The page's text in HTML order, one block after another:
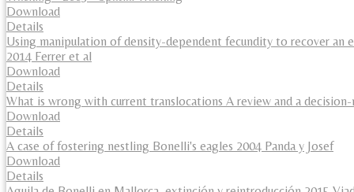
Download
Details
Using manipulation of density-dependent fecundity to recover an
2014 Ferrer et al
Download
Details
What is wrong with current translocations A review and a
Download
Details
A case of fostering nestling Bonelli's eagles 2004 Panda y Josef
Download
Details